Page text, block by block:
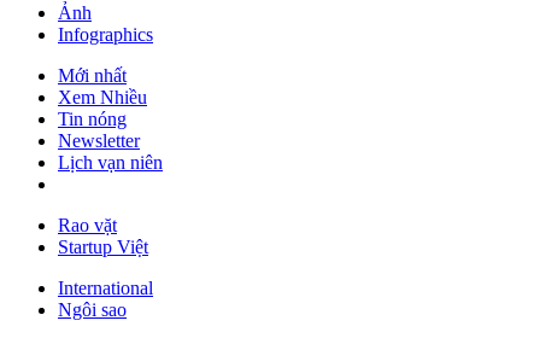
Ảnh
Infographics
Mới nhất
Xem Nhiều
Tin nóng
Newsletter
Lịch vạn niên
Rao vặt
Startup Việt
International
Ngôi sao